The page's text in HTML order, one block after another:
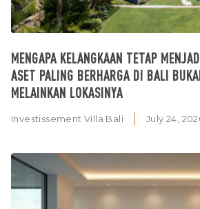
MENGAPA KELANGKAAN TETAP
ASET PALING BERHARGA DI BALI
MELAINKAN LOKASINYA
Investissement Villa Bali July 24,